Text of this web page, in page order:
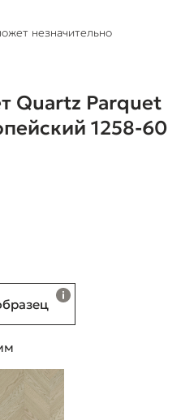
незначительно
Quartz Parquet
1258-60